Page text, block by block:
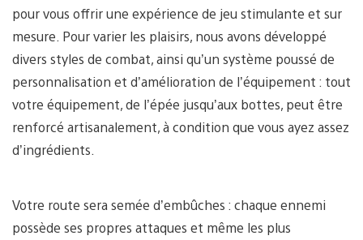
pour vous offrir une expérience de jeu stimulante et sur
mesure. Pour varier les plaisirs, nous avons développé
divers styles de combat, ainsi qu’un système poussé de
personnalisation et d’amélioration de l’équipement : tout
votre équipement, de l’épée jusqu’aux bottes, peut être
renforcé artisanalement, à condition que vous ayez assez
d’ingrédients.
Votre route sera semée d’embûches : chaque ennemi
possède ses propres attaques et même les plus